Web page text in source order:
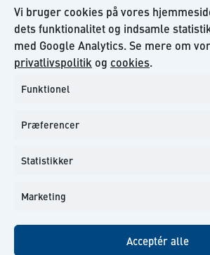
Vi bruger cookies på vores
dets funktionalitet og indsamle
med Google Analytics. Se mere om
privatlivspolitik og cookies.
Funktionel
Præferencer
Statistikker
Marketing
Acceptér alle
Our Promise to the Environment
INFORMATION
Om KiiltoClean A/S
Kontakt